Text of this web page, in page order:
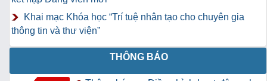
Khai mạc Khóa học “Trí tuệ nhân tạo cho chuyên gia
thông tin và thư viện”
THÔNG BÁO